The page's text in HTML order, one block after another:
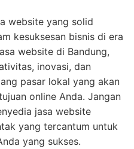
website yang solid
kesuksesan bisnis di era
website di Bandung,
inovasi, dan
pasar lokal yang akan
online Anda. Jangan
jasa website
yang tercantum untuk
yang sukses.